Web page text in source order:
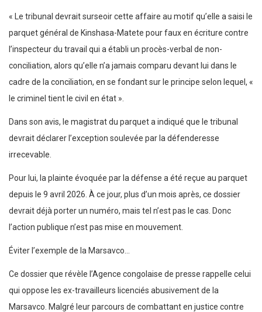
« Le tribunal devrait surseoir cette affaire au motif qu’elle a saisi le
parquet général de Kinshasa-Matete pour faux en écriture contre
l’inspecteur du travail qui a établi un procès-verbal de non-
conciliation, alors qu’elle n’a jamais comparu devant lui dans le
cadre de la conciliation, en se fondant sur le principe selon lequel, «
le criminel tient le civil en état ».
Dans son avis, le magistrat du parquet a indiqué que le tribunal
devrait déclarer l’exception soulevée par la défenderesse
irrecevable.
Pour lui, la plainte évoquée par la défense a été reçue au parquet
depuis le 9 avril 2026. À ce jour, plus d’un mois après, ce dossier
devrait déjà porter un numéro, mais tel n’est pas le cas. Donc
l’action publique n’est pas mise en mouvement.
Éviter l’exemple de la Marsavco…
Ce dossier que révèle l’Agence congolaise de presse rappelle celui
qui oppose les ex-travailleurs licenciés abusivement de la
Marsavco. Malgré leur parcours de combattant en justice contre